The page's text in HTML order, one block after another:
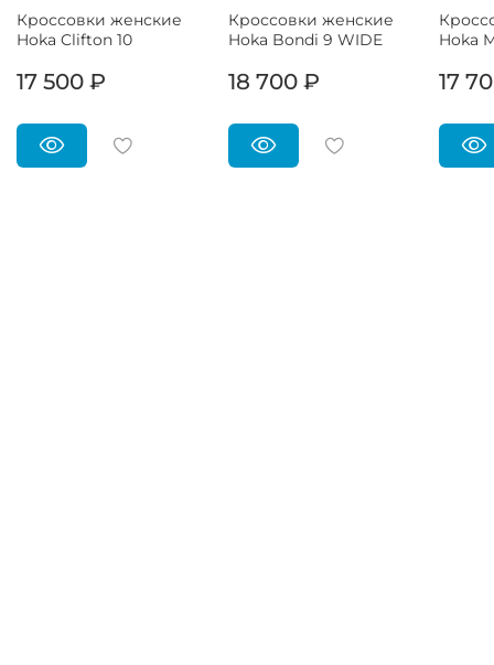
Кроссовки женские
Hoka Clifton 10
17 500 ₽
Кроссовки женские
Hoka Bondi 9 WIDE
18 700 ₽
Hoka
17